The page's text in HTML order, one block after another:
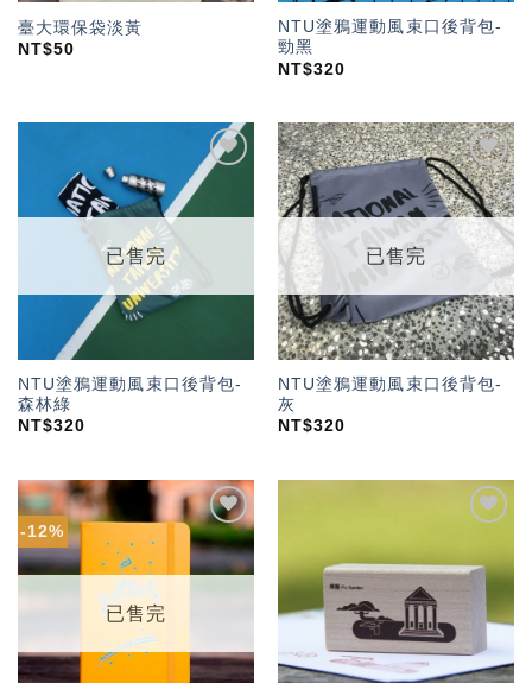
臺大環保袋淡黃
NT$50
NTU塗鴉運動風束口後背包-
勁黑
NT$320
望輕
已售完
NTU塗鴉運動風束口後背包-
森林綠
NT$320
加入
「願
望輕
單」
已售完
NTU塗鴉運動風束口後背包-
灰
NT$320
-12%
加入
「願
望輕
已售完
望輕